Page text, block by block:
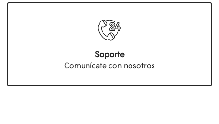
Soporte
Comunícate con nosotros